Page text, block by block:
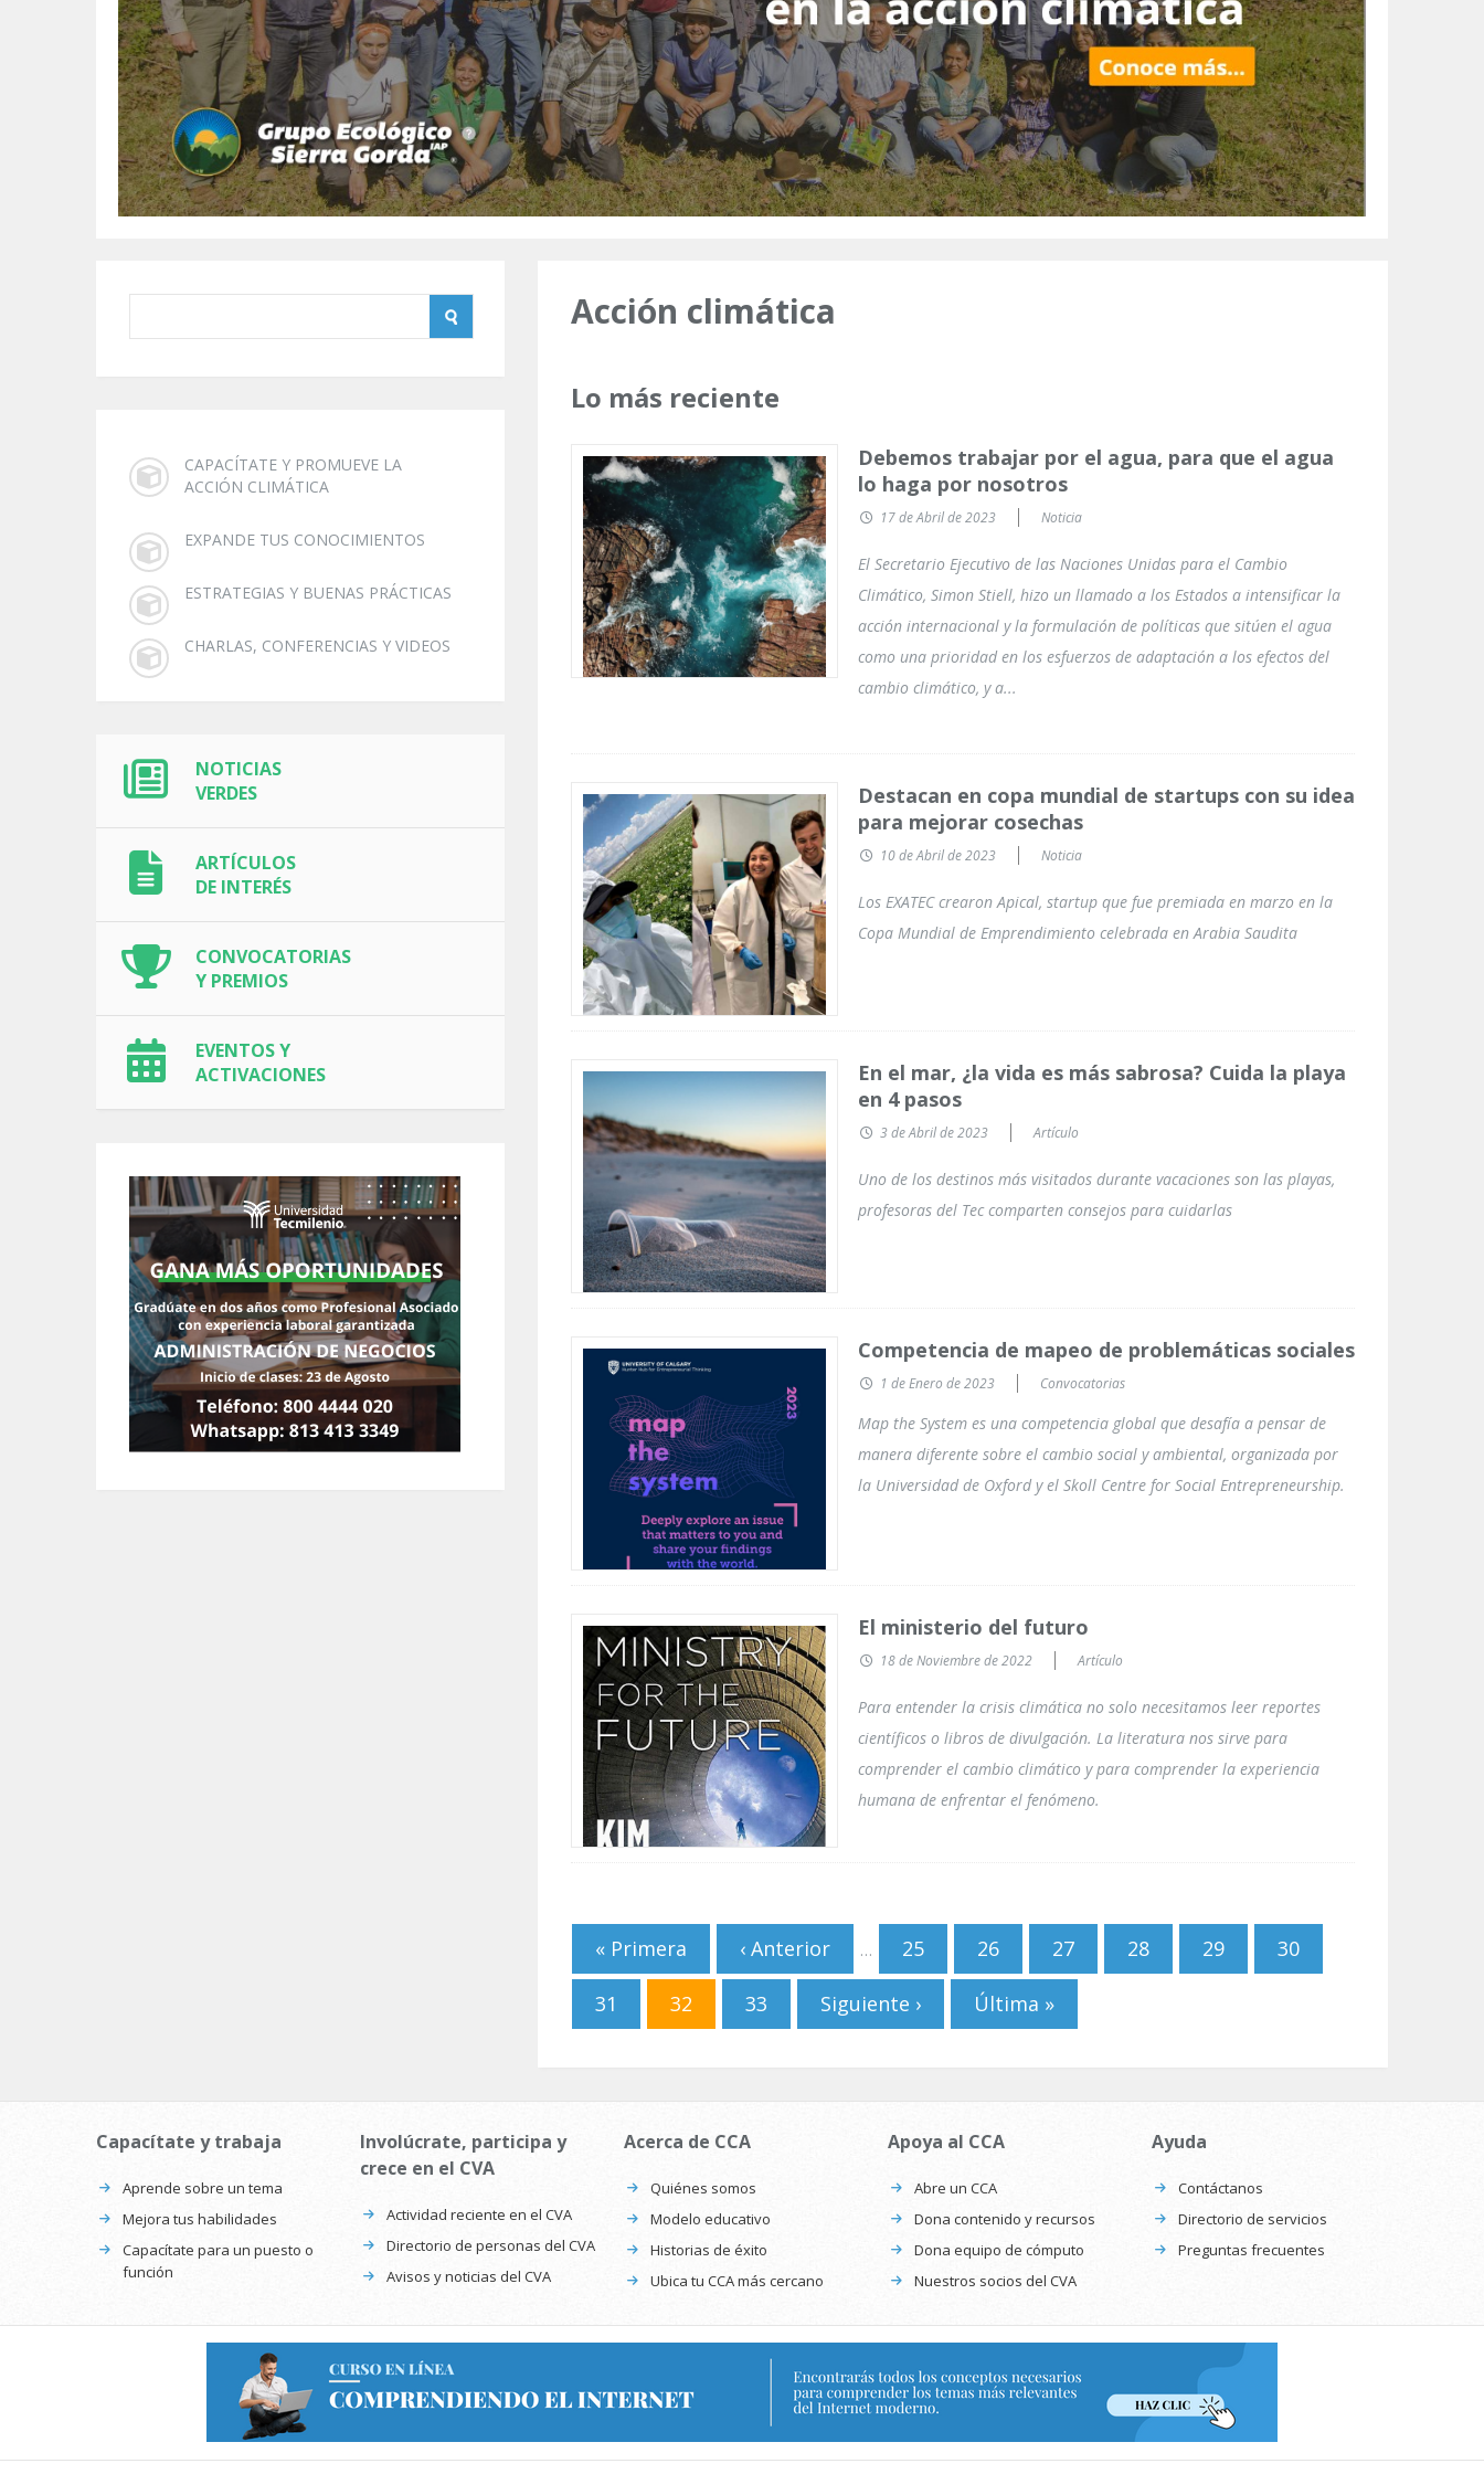
CAPACÍTATE Y PROMUEVE LA
ACCIÓN CLIMÁTICA
EXPANDE TUS CONOCIMIENTOS
ESTRATEGIAS Y BUENAS PRÁCTICAS
CHARLAS, CONFERENCIAS Y VIDEOS
NOTICIAS
VERDES
ARTÍCULOS
DE INTERÉS
CONVOCATORIAS
Y PREMIOS
EVENTOS Y
ACTIVACIONES
Acción climática
Lo más reciente
Debemos trabajar por el agua, para que el agua
lo haga por nosotros
17 de Abril de 2023 Noticia
El Secretario Ejecutivo de las Naciones Unidas para el Cambio
Climático, Simon Stiell, hizo un llamado a los Estados a intensificar la
acción internacional y la formulación de políticas que sitúen el agua
como una prioridad en los esfuerzos de adaptación a los efectos del
cambio climático, y a...
Destacan en copa mundial de startups con su idea
para mejorar cosechas
10 de Abril de 2023 Noticia
Los EXATEC crearon Apical, startup que fue premiada en marzo en la
Copa Mundial de Emprendimiento celebrada en Arabia Saudita
En el mar, ¿la vida es más sabrosa? Cuida la playa
en 4 pasos
3 de Abril de 2023 Artículo
Uno de los destinos más visitados durante vacaciones son las playas,
profesoras del Tec comparten consejos para cuidarlas
Competencia de mapeo de problemáticas sociales
1 de Enero de 2023 Convocatorias
Map the System es una competencia global que desafía a pensar de
manera diferente sobre el cambio social y ambiental, organizada por
la Universidad de Oxford y el Skoll Centre for Social Entrepreneurship.
El ministerio del futuro
18 de Noviembre de 2022 Artículo
Para entender la crisis climática no solo necesitamos leer reportes
científicos o libros de divulgación. La literatura nos sirve para
comprender el cambio climático y para comprender la experiencia
humana de enfrentar el fenómeno.
Páginas
« Primera ‹ Anterior … 25 26 27 28 29 30
31 32 33 Siguiente › Última »
Capacítate y trabaja
Aprende sobre un tema
Mejora tus habilidades
Capacítate para un puesto o
función
Involúcrate, participa y
crece en el CVA
Actividad reciente en el CVA
Directorio de personas del CVA
Avisos y noticias del CVA
Acerca de CCA
Quiénes somos
Modelo educativo
Historias de éxito
Ubica tu CCA más cercano
Apoya al CCA
Abre un CCA
Dona contenido y recursos
Dona equipo de cómputo
Nuestros socios del CVA
Ayuda
Contáctanos
Directorio de servicios
Preguntas frecuentes